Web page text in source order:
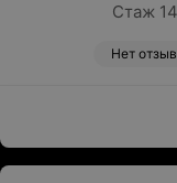
Стаж
Нет